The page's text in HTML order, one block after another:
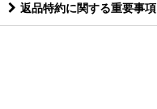
返品特約に関する重要事項